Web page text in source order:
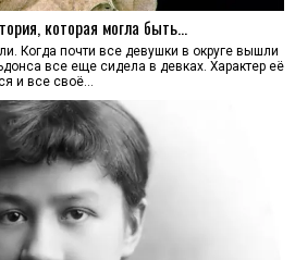
которая могла быть…
Когда почти все девушки в округе вышли
все еще сидела в девках. Характер её
и все своё…